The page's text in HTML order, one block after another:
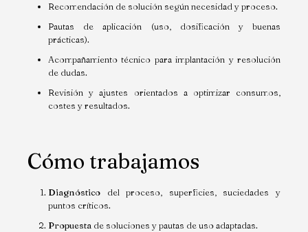
Recomendación de solución según necesidad y proceso.
Pautas de aplicación (uso, dosificación y buenas
prácticas).
Acompañamiento técnico para implantación y resolución
de dudas.
Revisión y ajustes orientados a optimizar consumos,
costes y resultados.
Cómo trabajamos
Diagnóstico del proceso, superficies, suciedades y
puntos críticos.
Propuesta de soluciones y pautas de uso adaptadas.